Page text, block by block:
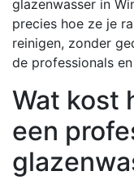
glazenwasser in
precies hoe ze je
reinigen, zonder
de professionals
Wat kost
een